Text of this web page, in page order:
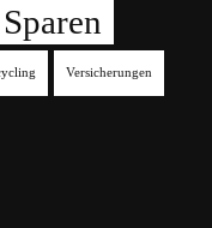
Sparen
Versicherungen